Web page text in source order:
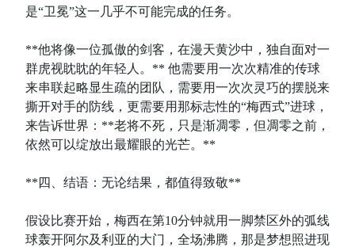
是“卫冕”这一几乎不可能完成的任务。
**他将像一位孤傲的剑客，在漫天黄沙中，独自面对一
群虎视眈眈的年轻人。** 他需要用一次次精准的传球
来串联起略显生疏的团队，需要用一次次灵巧的摆脱来
撕开对手的防线，更需要用那标志性的“梅西式”进球，
来告诉世界：**老将不死，只是渐凋零，但凋零之前，
依然可以绽放出最耀眼的光芒。**
**四、结语：无论结果，都值得致敬**
假设比赛开始，梅西在第10分钟就用一脚禁区外的弧线
球轰开阿尔及利亚的大门，全场沸腾，那是梦想照进现